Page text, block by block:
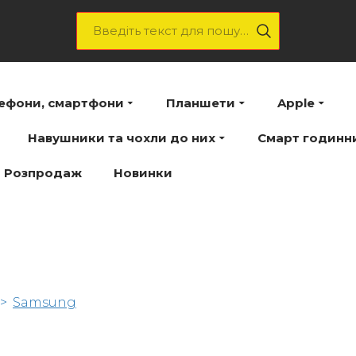
смартфони Планшети Apple
Навушники та чохли до них Смарт
Розпродаж Новинки
Samsung